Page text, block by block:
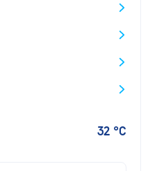
32 °C